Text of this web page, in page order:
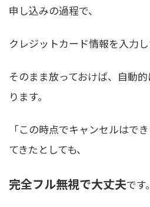
申し込みの過程で、
クレジットカード情報を入力し
そのまま放っておけば、自動
ります。
「この時点でキャンセルはで
てきたとしても、
完全フル無視で大丈夫です。